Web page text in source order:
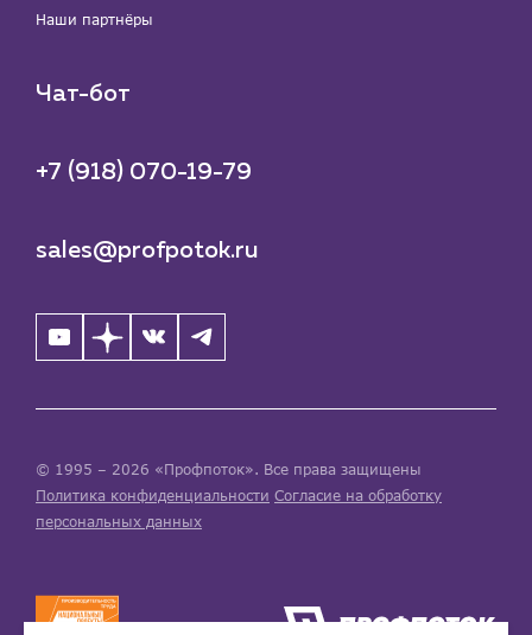
Наши партнёры
Чат-бот
+7 (918) 070-19-79
sales@profpotok.ru
© 1995 – 2026 «Профпоток». Все права защищены
Политика конфиденциальности Согласие на обработку
персональных данных